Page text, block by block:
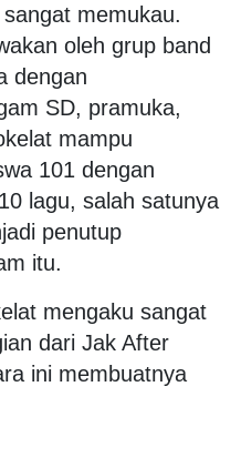
memukau.
oleh grup band
dengan
SD, pramuka,
mampu
101 dengan
lagu, salah satunya
penutup
itu.
mengaku sangat
dari Jak After
ini membuatnya